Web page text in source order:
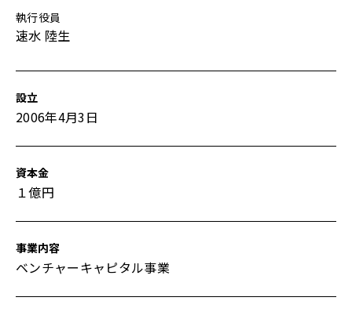
執行役員
速水 陸生
設立
2006年4月3日
資本金
１億円
事業内容
ベンチャーキャピタル事業